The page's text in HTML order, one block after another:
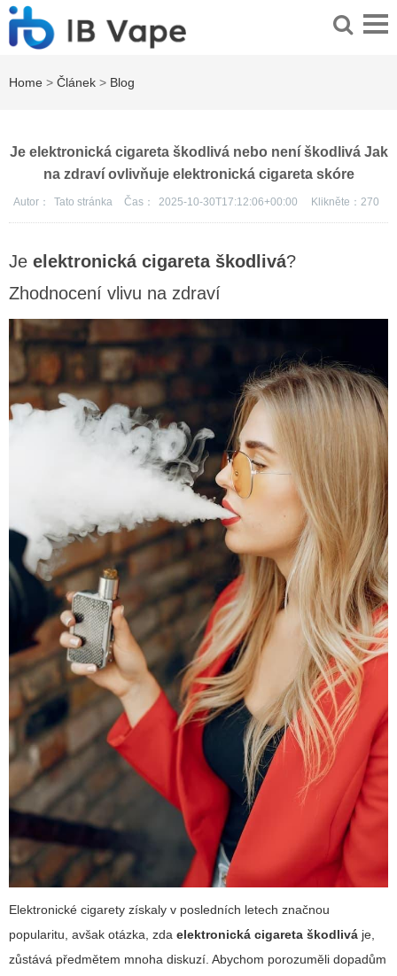
Home > Článek > Blog
Je elektronická cigareta škodlivá nebo není škodlivá Jak
na zdraví ovlivňuje elektronická cigareta skóre
Autor： Tato stránka Čas： 2025-10-30T17:12:06+00:00 Klikněte： 270
Je elektronická cigareta škodlivá?
Zhodnocení vlivu na zdraví
Elektronické cigarety získaly v posledních letech značnou
popularitu, avšak otázka, zda elektronická cigareta škodlivá je,
zůstává předmětem mnoha diskuzí. Abychom porozuměli dopadům